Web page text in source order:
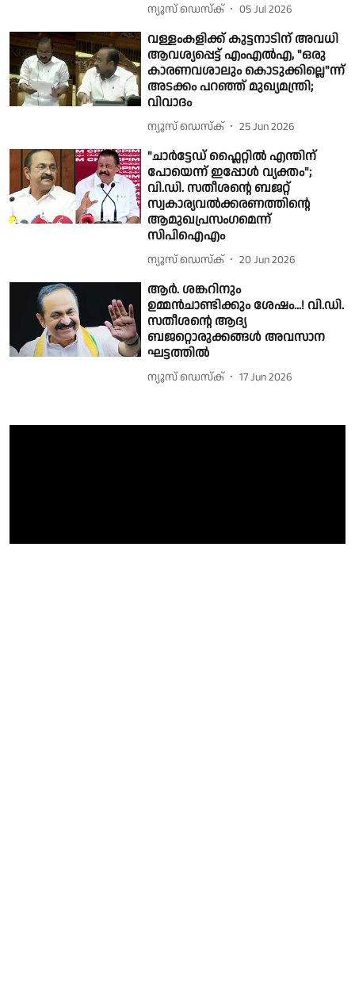
ന്യൂസ് ഡെസ്ക് 05 Jul 2026
വള്ളംകളിക്ക് കുട്ടനാടിന് അവധി
ആവശ്യപ്പെട്ട് എംഎൽഎ, "ഒരു
കാരണവശാലും കൊടുക്കില്ലെ"ന്ന്
അടക്കം പറഞ്ഞ് മുഖ്യമന്ത്രി;
വിവാദം
ന്യൂസ് ഡെസ്ക് 25 Jun 2026
"ചാർട്ടേഡ് ഫ്ലൈറ്റിൽ എന്തിന്
പോയെന്ന് ഇപ്പോൾ വ്യക്തം";
വി.ഡി. സതീശൻ്റെ ബജറ്റ്
സ്വകാര്യവൽക്കരണത്തിൻ്റെ
ആമുഖപ്രസംഗമെന്ന്
സിപിഐഎം
ന്യൂസ് ഡെസ്ക് 20 Jun 2026
ആർ. ശങ്കറിനും
ഉമ്മൻചാണ്ടിക്കും ശേഷം...! വി.ഡി.
സതീശൻ്റെ ആദ്യ
ബജറ്റൊരുക്കങ്ങൾ അവസാന
ഘട്ടത്തിൽ
ന്യൂസ് ഡെസ്ക് 17 Jun 2026